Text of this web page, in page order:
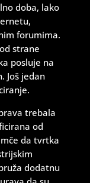
doba, lako
forumima.
strane
posluje na
Još jedan
trebala
od
da tvrtka
dodatnu